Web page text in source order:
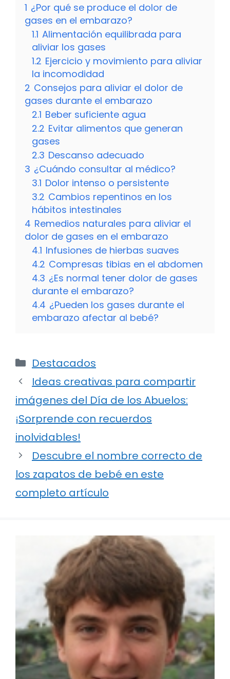
1 ¿Por qué se produce el dolor de
gases en el embarazo?
1.1 Alimentación equilibrada para
aliviar los gases
1.2 Ejercicio y movimiento para aliviar
la incomodidad
2 Consejos para aliviar el dolor de
gases durante el embarazo
2.1 Beber suficiente agua
2.2 Evitar alimentos que generan
gases
2.3 Descanso adecuado
3 ¿Cuándo consultar al médico?
3.1 Dolor intenso o persistente
3.2 Cambios repentinos en los
hábitos intestinales
4 Remedios naturales para aliviar el
dolor de gases en el embarazo
4.1 Infusiones de hierbas suaves
4.2 Compresas tibias en el abdomen
4.3 ¿Es normal tener dolor de gases
durante el embarazo?
4.4 ¿Pueden los gases durante el
embarazo afectar al bebé?
Categorías
Destacados
Ideas creativas para compartir
imágenes del Día de los Abuelos:
¡Sorprende con recuerdos
inolvidables!
Descubre el nombre correcto de
los zapatos de bebé en este
completo artículo